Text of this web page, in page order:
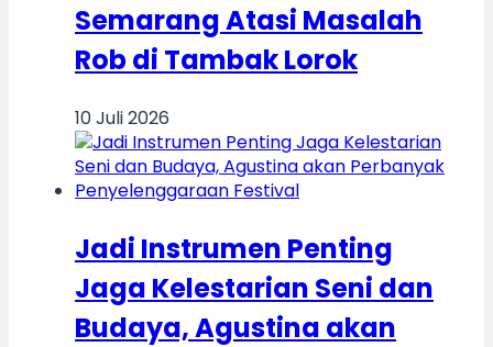
Semarang Atasi Masalah
Rob di Tambak Lorok
10 Juli 2026
Jadi Instrumen Penting
Jaga Kelestarian Seni dan
Budaya, Agustina akan